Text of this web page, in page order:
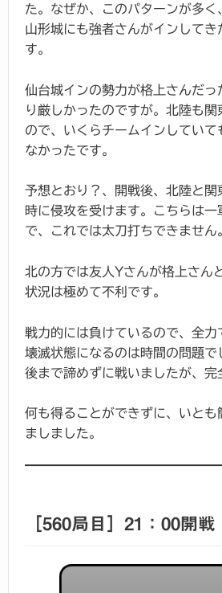
た。なぜか、このパターンが多く
山形城にも強者さんがインしてき
す。
仙台城インの勢力が格上さんだっ
り厳しかったのですが。北陸も関
ので、いくらチームインしていて
なかったです。
予想とおり？、開戦後、北陸と関
時に侵攻を受けます。こちらは一
で、これでは太刀打ちできません
北の方では友人Yさんが格上さん
状況は極めて不利です。
戦力的には負けているので、全力
壊滅状態になるのは時間の問題で
後まで諦めずに戦いましたが、完
何も得ることができずに、いとも
ましました。
［560局目］21：00開戦